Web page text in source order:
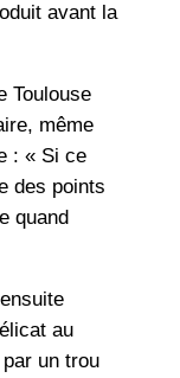
avant la
Toulouse
même
: « Si ce
des points
quand
au
un trou